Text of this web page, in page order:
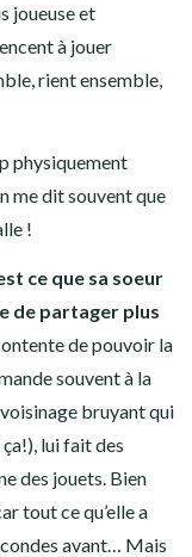
joueuse et
à jouer
rient ensemble,
physiquement
me dit souvent que
!
ce que sa soeur
de partager plus
de pouvoir la
souvent à la
bruyant qui
lui fait des
des jouets. Bien
tout ce qu’elle a
avant… Mais